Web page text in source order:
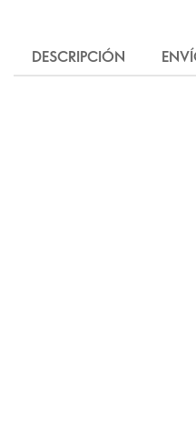
DESCRIPCIÓN